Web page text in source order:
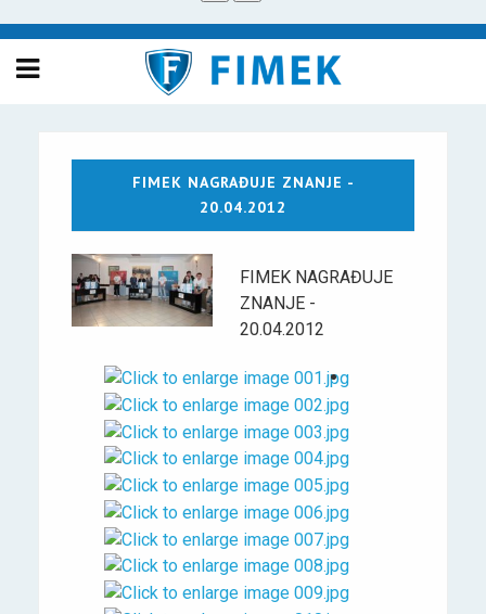
FIMEK NAGRAĐUJE ZNANJE -
20.04.2012
FIMEK NAGRAĐUJE
ZNANJE -
20.04.2012